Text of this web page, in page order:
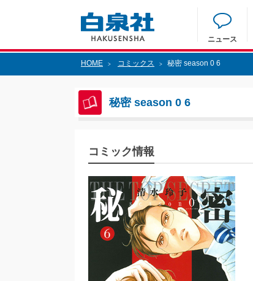
ニュース
HOME > コミックス > 秘密 season 0 6
秘密 season 0 6
コミック情報